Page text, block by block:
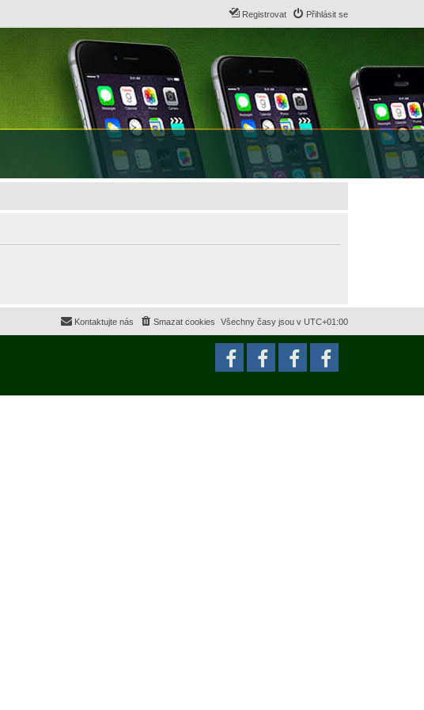
Přihlásit se
Registrovat
Všechny časy jsou v UTC+01:00
Smazat cookies
Kontaktujte nás